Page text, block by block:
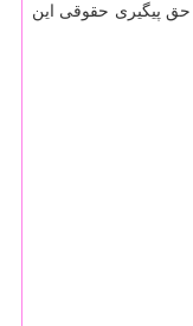
حق پیگیری حقوقی این